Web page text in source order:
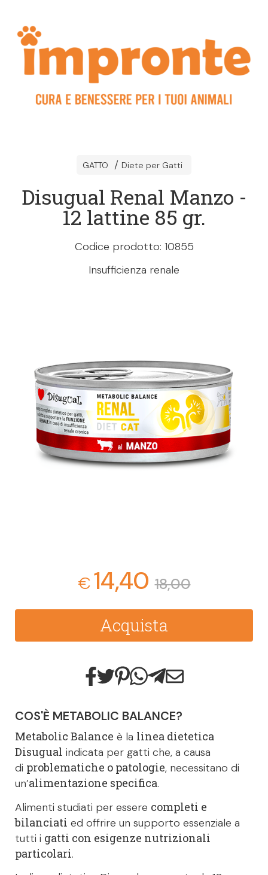
GATTO Diete per Gatti
Disugual Renal Manzo -
12 lattine 85 gr.
Codice prodotto: 10855
Insufficienza renale
€14,40 18,00
Acquista
COS'È METABOLIC BALANCE?
Metabolic Balance è la linea dietetica
Disugual indicata per gatti che, a causa
di problematiche o patologie, necessitano di
un’alimentazione specifica.
Alimenti studiati per essere completi e
bilanciati ed offrire un supporto essenziale a
tutti i gatti con esigenze nutrizionali
particolari.